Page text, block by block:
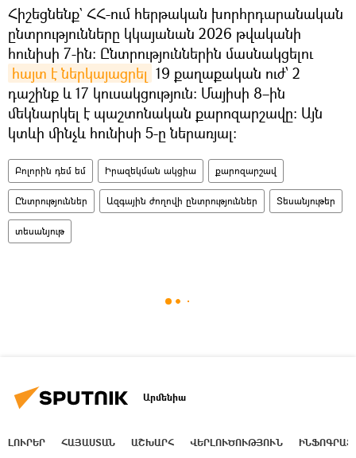
Հիշեցնենք` ՀՀ-ում հերթական խորհրդարանական
ընտրությունները կկայանան 2026 թվականի
հունիսի 7-ին։ Ընտրություններին մասնակցելու
հայտ է ներկայացրել 19 քաղաքական ուժ՝ 2
դաշինք և 17 կուսակցություն։ Մայիսի 8–ին
մեկնարկել է պաշտոնական քարոզարշավը։ Այն
կտևի մինչև հունիսի 5-ը ներառյալ։
Բոլորին դեմ եմ Իրազեկման ակցիա քարոզարշավ
Ընտրություններ Ազգային ժողովի ընտրություններ Տեսանյութեր
տեսանյութ
Արմենիա
ԼՈՒՐԵՐ ՀԱՅԱՍՏԱՆ ԱՇԽԱՐՀ ՎԵՐԼՈՒԾՈՒԹՅՈՒՆ